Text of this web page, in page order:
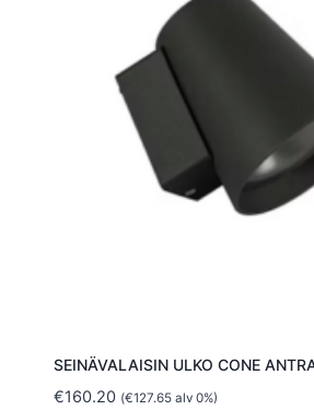
SEINÄVALAISIN ULKO CONE
€160.20 (€127.65alv 0%)